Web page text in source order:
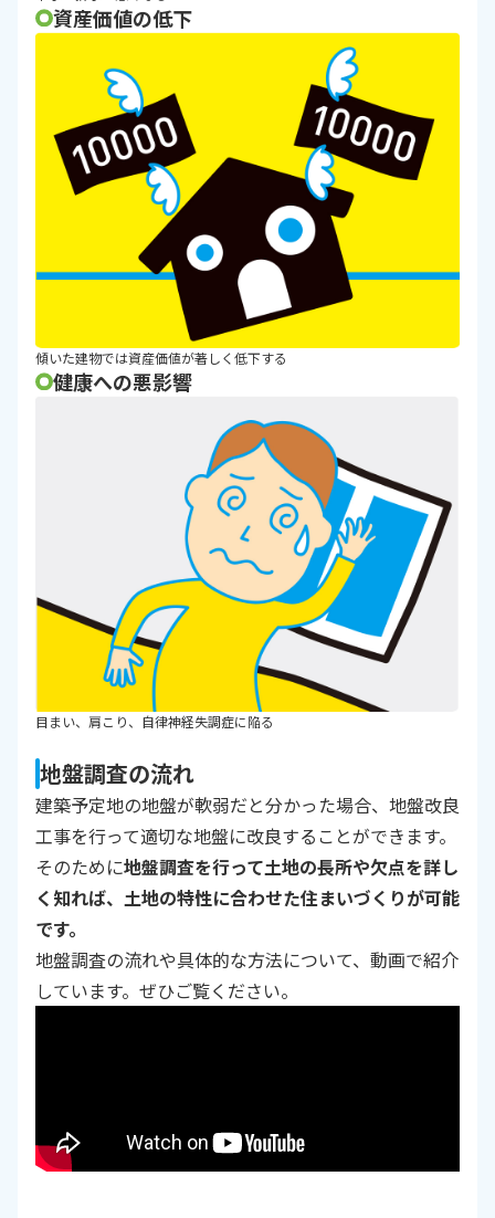
資産価値の低下
傾いた建物では資産価値が著しく低下する
健康への悪影響
目まい、肩こり、自律神経失調症に陥る
地盤調査の流れ
建築予定地の地盤が軟弱だと分かった場合、地盤改良
工事を行って適切な地盤に改良することができます。
そのために地盤調査を行って土地の長所や欠点を詳し
く知れば、土地の特性に合わせた住まいづくりが可能
です。
地盤調査の流れや具体的な方法について、動画で紹介
しています。ぜひご覧ください。